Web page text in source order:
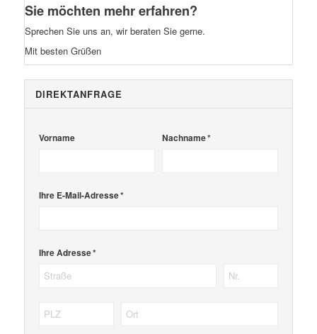
Sie möchten mehr erfahren?
Sprechen Sie uns an, wir beraten Sie gerne.
Mit besten Grüßen
DIREKTANFRAGE
Vorname Nachname *
Ihre E-Mail-Adresse *
Ihre Adresse *